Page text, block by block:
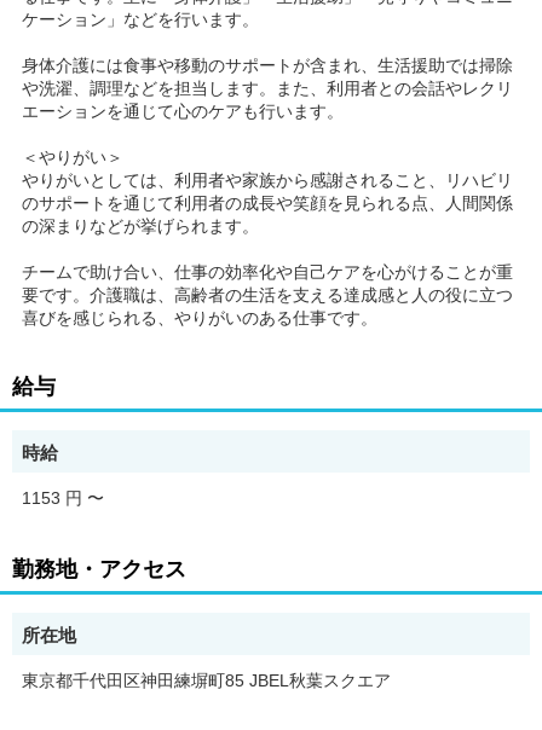
ケーション」などを行います。
身体介護には食事や移動のサポートが含まれ、生活援助では掃除
や洗濯、調理などを担当します。また、利用者との会話やレクリ
エーションを通じて心のケアも行います。
＜やりがい＞
やりがいとしては、利用者や家族から感謝されること、リハビリ
のサポートを通じて利用者の成長や笑顔を見られる点、人間関係
の深まりなどが挙げられます。
チームで助け合い、仕事の効率化や自己ケアを心がけることが重
要です。介護職は、高齢者の生活を支える達成感と人の役に立つ
喜びを感じられる、やりがいのある仕事です。
給与
時給
1153 円 〜
勤務地・アクセス
所在地
東京都千代田区神田練塀町85 JBEL秋葉スクエア